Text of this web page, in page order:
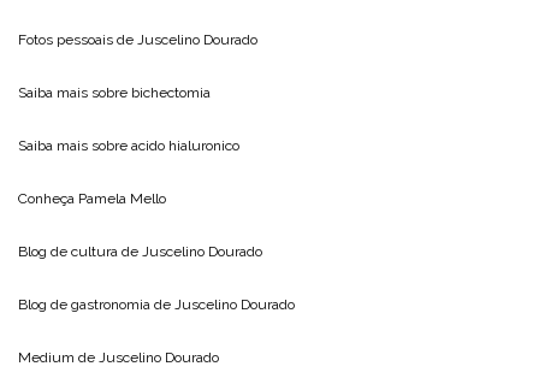
Fotos pessoais de Juscelino Dourado
Saiba mais sobre bichectomia
Saiba mais sobre acido hialuronico
Conheça Pamela Mello
Blog de cultura de Juscelino Dourado
Blog de gastronomia de Juscelino Dourado
Medium de Juscelino Dourado